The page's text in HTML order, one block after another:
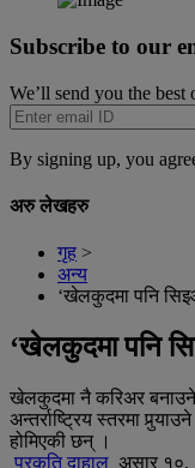
Subscribe to our
We’ll send you the
By signing up, you
अरु लेखहरु
गृह >
अन्य
‘खेलकुदमा पनि
‘खेलकुदमा पनि
खेलकुदमा नै करिअर
अन्तर्राष्ट्रिय स्तरमा
होमिएकी छन् ।
प्रकृति दाहाल असार १०,